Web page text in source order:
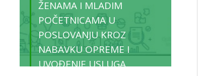
ŽENAMA I MLADIM
POČETNICAMA U
POSLOVANJU KROZ
NABAVKU OPREME I
UVOĐENJE USLUGA